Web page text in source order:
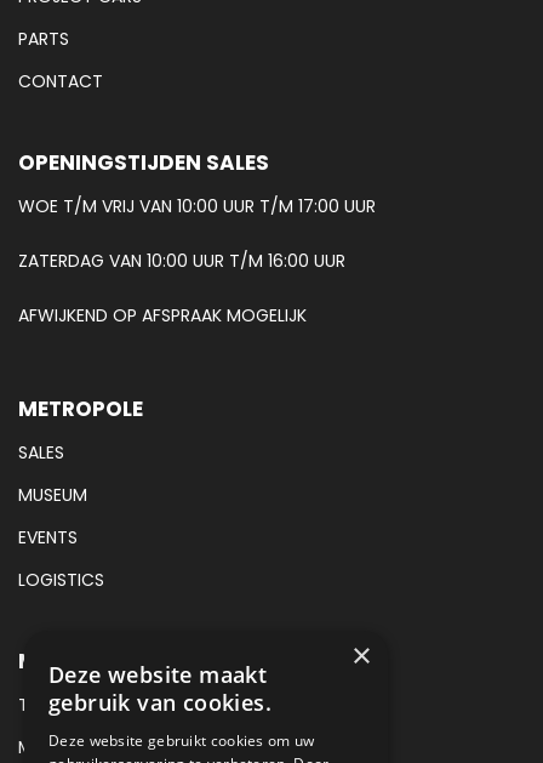
PARTS
CONTACT
OPENINGSTIJDEN SALES
WOE T/M VRIJ VAN 10:00 UUR T/M 17:00 UUR
ZATERDAG VAN 10:00 UUR T/M 16:00 UUR
AFWIJKEND OP AFSPRAAK MOGELIJK
METROPOLE
SALES
MUSEUM
EVENTS
LOGISTICS
METROPOLE SALES CONTACT
TEL:+31 (0) 88 425 94 00
MAIL:SALES@METROPOLE.NL
×
Deze website maakt
gebruik van cookies.
Deze website gebruikt cookies om uw